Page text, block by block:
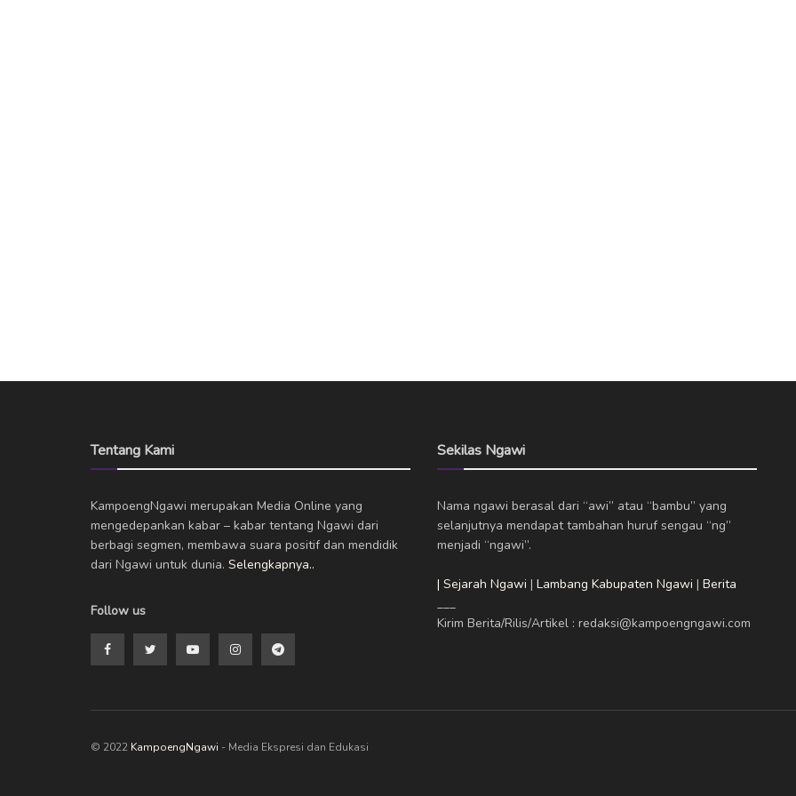
Tentang Kami
KampoengNgawi merupakan Media Online yang
mengedepankan kabar – kabar tentang Ngawi dari
berbagi segmen, membawa suara positif dan mendidik
dari Ngawi untuk dunia. Selengkapnya..
Follow us
Sekilas Ngawi
Nama ngawi berasal dari “awi” atau “bambu” yang
selanjutnya mendapat tambahan huruf sengau “ng”
menjadi “ngawi”.
| Sejarah Ngawi | Lambang Kabupaten Ngawi | Berita
___
Kirim Berita/Rilis/Artikel : redaksi@kampoengngawi.com
© 2022 KampoengNgawi - Media Ekspresi dan Edukasi